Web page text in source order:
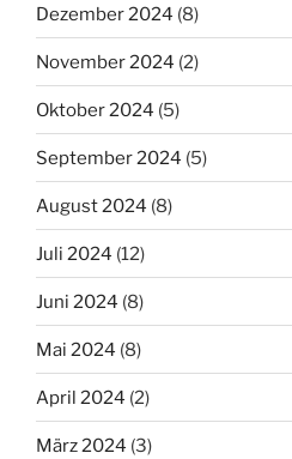
Dezember 2024 (8)
November 2024 (2)
Oktober 2024 (5)
September 2024 (5)
August 2024 (8)
Juli 2024 (12)
Juni 2024 (8)
Mai 2024 (8)
April 2024 (2)
März 2024 (3)